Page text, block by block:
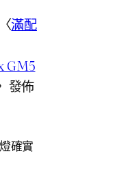
滿配
GM5
發佈
確實